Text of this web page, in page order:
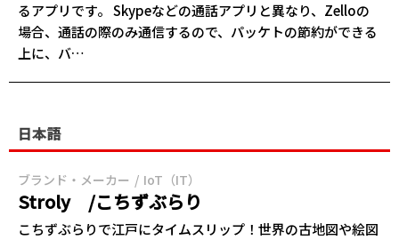
るアプリです。 Skypeなどの通話アプリと異なり、Zelloの
場合、通話の際のみ通信するので、パッケトの節約ができる
上に、バ…
日本語
ブランド・メーカー IoT（IT）
‎Stroly /‎こちずぶらり
こちずぶらりで江戸にタイムスリップ！世界の古地図や絵図